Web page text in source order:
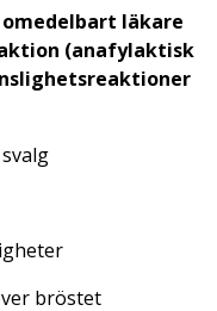
läkare
(anafylaktisk
bröstet